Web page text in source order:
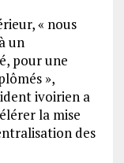
« nous
un
pour une
»,
ivoirien a
la mise
des